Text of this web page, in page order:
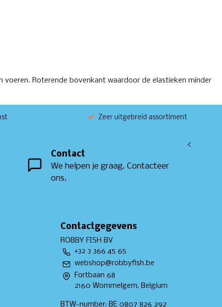
Roterende bovenkant waardoor de elastieken minder
Zeer uitgebreid assortiment
Contact
We helpen je graag. Contacteer
ons.
<
Contactgegevens
ROBBY FISH BV
+32 3 366 45 65
webshop@robbyfish.be
Fortbaan 68
2160 Wommelgem, Belgium
BTW-number: BE 0807 826 292